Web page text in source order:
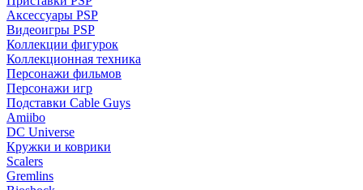
Аксессуары PSP
Видеоигры PSP
Коллекции фигурок
Коллекционная техника
Персонажи фильмов
Персонажи игр
Подставки Cable Guys
Amiibo
DC Universe
Кружки и коврики
Scalers
Gremlins